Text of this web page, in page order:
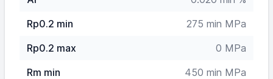
Rp0.2 min
275 min MPa
Rp0.2 max
0 MPa
Rm min
450 min MPa